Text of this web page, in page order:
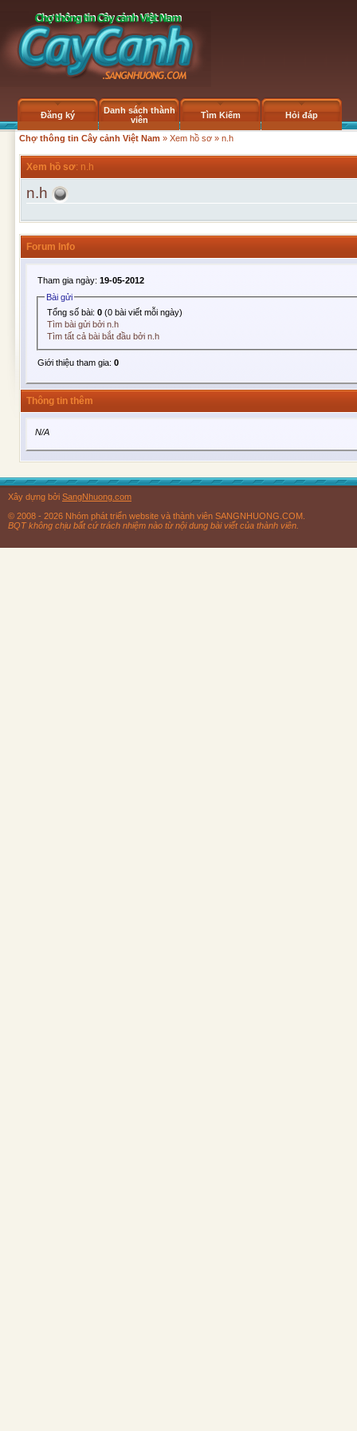
Đăng ký
Danh sách thành
viên
Tìm Kiếm Hỏi đáp
Chợ thông tin Cây cảnh Việt Nam » Xem hồ sơ » n.h
Xem hồ sơ: n.h
n.h
Forum Info
Tham gia ngày: 19-05-2012
Bài gửi
Tổng số bài:0 (0 bài viết mỗi ngày)
Tìm bài gửi bởi n.h
Tìm tất cả bài bắt đầu bởi n.h
Giới thiệu tham gia: 0
Thông tin thêm
N/A
Xây dựng bởi SangNhuong.com
© 2008 - 2026 Nhóm phát triển website và thành viên SANGNHUONG.COM.
BQT không chịu bất cứ trách nhiệm nào từ nội dung bài viết của thành viên.